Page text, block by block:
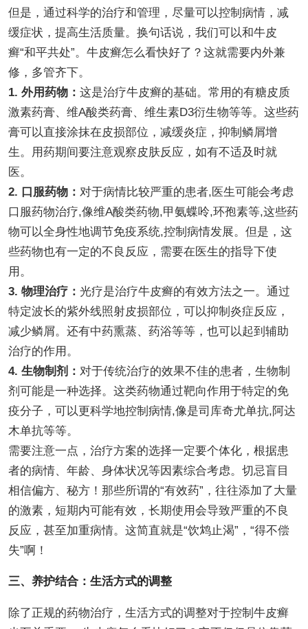
但是，通过科学的治疗和管理，尽量可以控制病情，减
缓症状，提高生活质量。换句话说，我们可以和牛皮
癣“和平共处”。牛皮癣怎么看快好了？这就需要内外兼
修，多管齐下。
1. 外用药物： 这是治疗牛皮癣的基础。常用的有糖皮质
激素药膏、维A酸类药膏、维生素D3衍生物等等。这些药
膏可以直接涂抹在皮损部位，减缓炎症，抑制鳞屑增
生。用药期间要注意观察皮肤反应，如有不适及时就
医。
2. 口服药物： 对于病情比较严重的患者,医生可能会考虑
口服药物治疗,像维A酸类药物,甲氨蝶呤,环孢素等,这些药
物可以全身性地调节免疫系统,控制病情发展。但是，这
些药物也有一定的不良反应，需要在医生的指导下使
用。
3. 物理治疗： 光疗是治疗牛皮癣的有效方法之一。通过
特定波长的紫外线照射皮损部位，可以抑制炎症反应，
减少鳞屑。还有中药熏蒸、药浴等等，也可以起到辅助
治疗的作用。
4. 生物制剂： 对于传统治疗的效果不佳的患者，生物制
剂可能是一种选择。这类药物通过靶向作用于特定的免
疫分子，可以更科学地控制病情,像是司库奇尤单抗,阿达
木单抗等等。
需要注意一点，治疗方案的选择一定要个体化，根据患
者的病情、年龄、身体状况等因素综合考虑。切忌盲目
相信偏方、秘方！那些所谓的“有效药”，往往添加了大量
的激素，短期内可能有效，长期使用会导致严重的不良
反应，甚至加重病情。这简直就是“饮鸩止渴”，“得不偿
失”啊！
三、养护结合：生活方式的调整
除了正规的药物治疗，生活方式的调整对于控制牛皮癣